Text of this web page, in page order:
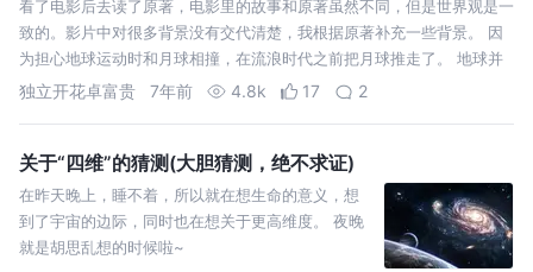
看了电影后去读了原著，电影里的故事和原著虽然不同，但是世界观是一
致的。影片中对很多背景没有交代清楚，我根据原著补充一些背景。 因
为担心地球运动时和月球相撞，在流浪时代之前把月球推走了。 地球并
不是直接朝木星飞去，而是慢慢加速运行了 15 圈之后才变轨。在加速过
独立开花卓富贵 7年前 4.8k 17 2
关于“四维”的猜测(大胆猜测，绝不求证)
在昨天晚上，睡不着，所以就在想生命的意义，想
到了宇宙的边际，同时也在想关于更高维度。 夜晚
就是胡思乱想的时候啦~